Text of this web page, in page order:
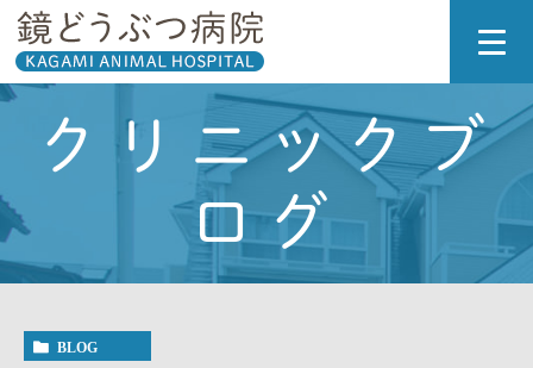
クリニックブ
ログ
BLOG